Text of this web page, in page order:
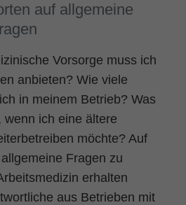
auf allgemeine
Vorsorge muss ich
anbieten? Wie viele
in meinem Betrieb? Was
wenn ich eine ältere
möchte? Auf
Fragen zu
erhalten
aus Betrieben mit
der eingeloggte User
wird, um ihm Zugang zu
Sitzungs Identifikation